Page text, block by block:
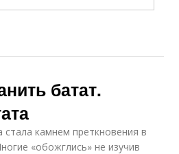
батат.
камнем преткновения в
«обожглись» не изучив